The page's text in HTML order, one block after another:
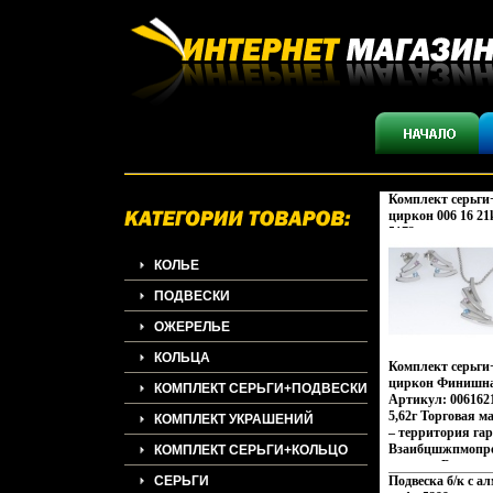
КОЛЬЕ
ПОДВЕСКИ
ОЖЕРЕЛЬЕ
КОЛЬЦА
КОМПЛЕКТ СЕРЬГИ+ПОДВЕСКИ
КОМПЛЕКТ УКРАШЕНИЙ
КОМПЛЕКТ СЕРЬГИ+КОЛЬЦО
СЕРЬГИ
Комплект
циркон 006 16
5172w.
Комплект
циркон
Артикул:
5,62г Торговая
– территория
культур
контрастов и
Подвеска б/к с